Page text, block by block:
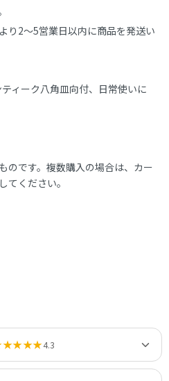
り2～5営業日以内に商品を発送い
ィーク八角皿向付、日常使いに
のです。複数購入の場合は、カー
てください。
4.3